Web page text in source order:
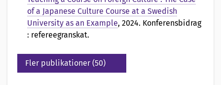
of a Japanese Culture Course at a Swedish
University as an Example, 2024. Konferensbidrag
: refereegranskat.
Fler publikationer (50)